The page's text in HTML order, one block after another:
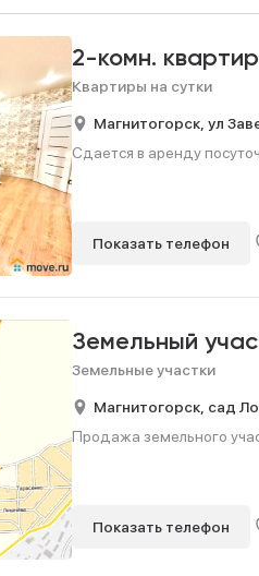
2-комн.
Квартиры на сутки
Магнитогорск, ул
Сдается в аренду
Показать телефон
Земельный
Земельные участки
Магнитогорск, сад
Продажа земельного
Показать телефон